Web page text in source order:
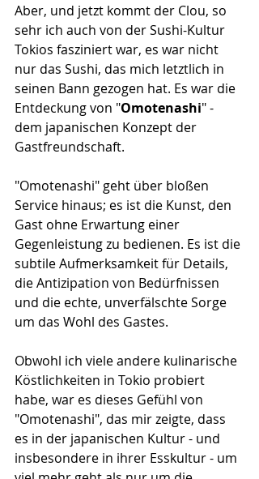
Aber, und jetzt kommt der Clou, so
sehr ich auch von der Sushi-Kultur
Tokios fasziniert war, es war nicht
nur das Sushi, das mich letztlich in
seinen Bann gezogen hat. Es war die
Entdeckung von "Omotenashi" -
dem japanischen Konzept der
Gastfreundschaft.
"Omotenashi" geht über bloßen
Service hinaus; es ist die Kunst, den
Gast ohne Erwartung einer
Gegenleistung zu bedienen. Es ist die
subtile Aufmerksamkeit für Details,
die Antizipation von Bedürfnissen
und die echte, unverfälschte Sorge
um das Wohl des Gastes.
Obwohl ich viele andere kulinarische
Köstlichkeiten in Tokio probiert
habe, war es dieses Gefühl von
"Omotenashi", das mir zeigte, dass
es in der japanischen Kultur - und
insbesondere in ihrer Esskultur - um